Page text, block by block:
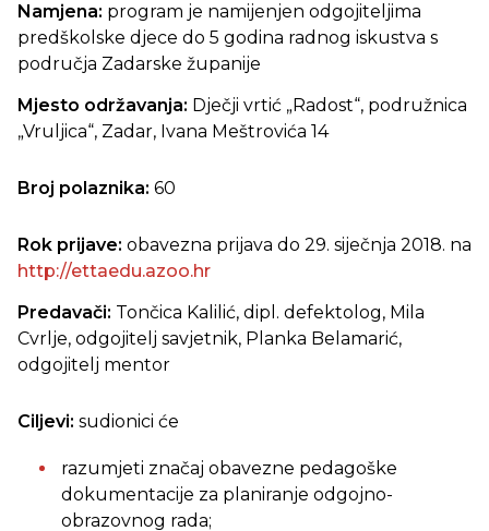
Namjena: program je namijenjen odgojiteljima
predškolske djece do 5 godina radnog iskustva s
područja Zadarske županije
Mjesto održavanja: Dječji vrtić „Radost“, podružnica
„Vruljica“, Zadar, Ivana Meštrovića 14
Broj polaznika: 60
Rok prijave: obavezna prijava do 29. siječnja 2018. na
http://ettaedu.azoo.hr
Predavači: Tončica Kalilić, dipl. defektolog, Mila
Cvrlje, odgojitelj savjetnik, Planka Belamarić,
odgojitelj mentor
Ciljevi: sudionici će
razumjeti značaj obavezne pedagoške
dokumentacije za planiranje odgojno-
obrazovnog rada;